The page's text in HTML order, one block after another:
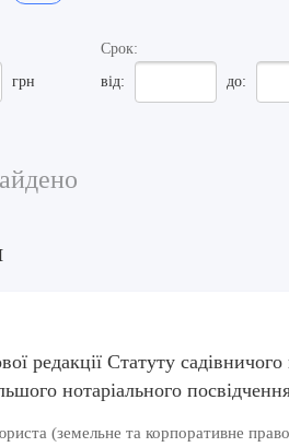
грн
Срок:
від:
до:
редакції Статуту
нотаріального
(земельне та корпоративне